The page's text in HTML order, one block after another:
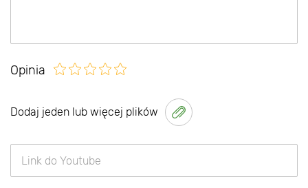
Opinia
Dodaj jeden lub więcej plików